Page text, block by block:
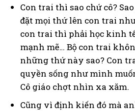
Con trai thì sao chứ cô?
đặt mọi thứ lên con trai
con trai thì phải học kinh
mạnh mẽ… Bộ con trai
những thứ này sao? Con
quyền sống như mình
Cô giáo chợt nhìn xa xăm.
Cũng vì định kiến đó mà